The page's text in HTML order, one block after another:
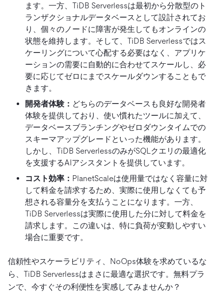
ます。一方、TiDB Serverlessは最初から分散型のト
ランザクショナルデータベースとして設計されてお
り、個々のノードに障害が発生してもオンラインの
状態を維持します。そして、TiDB Serverlessではス
ケーリングについて心配する必要はなく、アプリケ
ーションの需要に自動的に合わせてスケールし、必
要に応じてゼロにまでスケールダウンすることもで
きます。
開発者体験： どちらのデータベースも良好な開発者
体験を提供しており、使い慣れたツールに加えて、
データベースブランチングやゼロダウンタイムでの
スキーマアップグレードといった機能があります。
しかし、TiDB ServerlessのみがSQLクエリの最適化
を支援するAIアシスタントを提供しています。
コスト効率： PlanetScaleは使用量ではなく容量に対
して料金を請求するため、実際に使用しなくても予
想される容量分を支払うことになります。一方、
TiDB Serverlessは実際に使用した分に対して料金を
請求します。この違いは、特に負荷が変動しやすい
場合に重要です。
信頼性やスケーラビリティ、NoOps体験を求めているな
ら、TiDB Serverlessはまさに最適な選択です。無料プラ
ンで、今すぐその利便性を実感してみませんか？